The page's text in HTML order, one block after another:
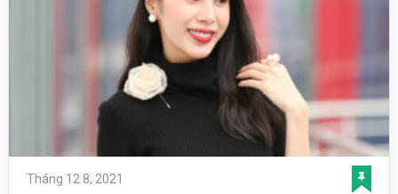
Tháng 12 8, 2021